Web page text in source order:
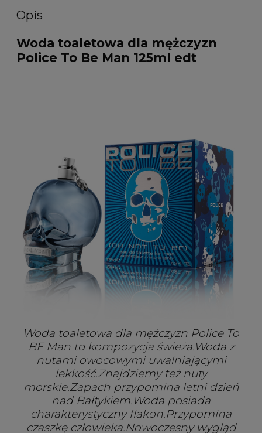
Opis
Woda toaletowa dla mężczyzn
Police To Be Man 125ml edt
Woda toaletowa dla mężczyzn Police To
BE Man to kompozycja świeża.Woda z
nutami owocowymi uwalniającymi
lekkość.Znajdziemy też nuty
morskie.Zapach przypomina letni dzień
nad Bałtykiem.Woda posiada
charakterystyczny flakon.Przypomina
czaszkę człowieka.Nowoczesny wygląd